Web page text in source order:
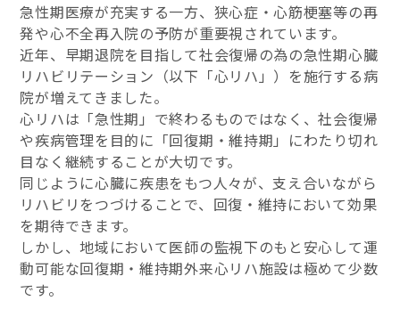
急性期医療が充実する一方、狭心症・心筋梗塞等の再
発や心不全再入院の予防が重要視されています。
近年、早期退院を目指して社会復帰の為の急性期心臓
リハビリテーション（以下「心リハ」）を施行する病
院が増えてきました。
心リハは「急性期」で終わるものではなく、社会復帰
や疾病管理を目的に「回復期・維持期」にわたり切れ
目なく継続することが大切です。
同じように心臓に疾患をもつ人々が、支え合いながら
リハビリをつづけることで、回復・維持において効果
を期待できます。
しかし、地域において医師の監視下のもと安心して運
動可能な回復期・維持期外来心リハ施設は極めて少数
です。